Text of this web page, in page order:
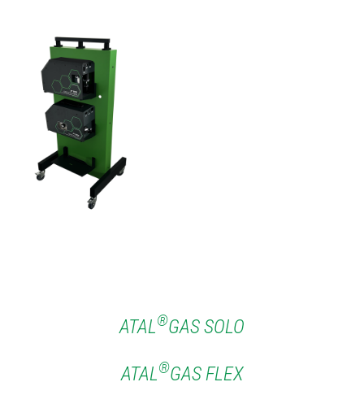
ATAL®GAS SOLO
ATAL®GAS FLEX